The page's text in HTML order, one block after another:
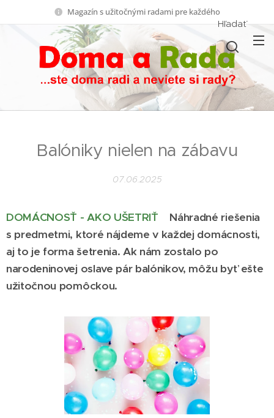
Magazín s užitočnými radami pre každého
Hľadať
Balóniky nielen na zábavu
07.06.2025
DOMÁCNOSŤ - AKO UŠETRIŤ
Náhradné riešenia
s predmetmi, ktoré nájdeme v každej domácnosti,
aj to je forma šetrenia. Ak nám zostalo po
narodeninovej oslave pár balónikov, môžu byť ešte
užitočnou pomôckou.